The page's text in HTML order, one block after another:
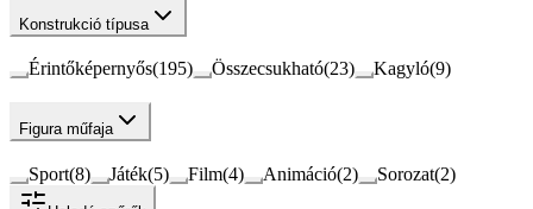
Konstrukció típusa
Érintőképernyős(195) Összecsukható(23) Kagyló(9)
Figura műfaja
Sport(8) Játék(5) Film(4) Animáció(2) Sorozat(2)